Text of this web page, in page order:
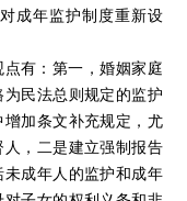
包括监护和协助两个
个条文加以完善。并
第789条规定“本人或者
制度（协助制度）应
护当中分离出来。立
款进行修订，如《民
的职责条款。其次，增